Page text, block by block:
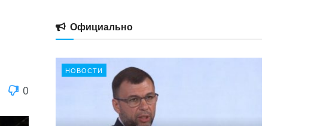
0
Официально
НОВОСТИ